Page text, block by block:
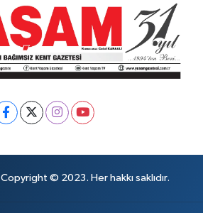
Copyright © 2023. Her hakkı saklıdır.